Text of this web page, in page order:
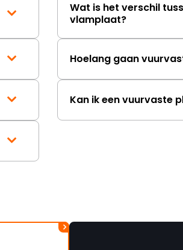
Wat is het verschil
vlamplaat?
Hoelang gaan
Kan ik een vuurvaste